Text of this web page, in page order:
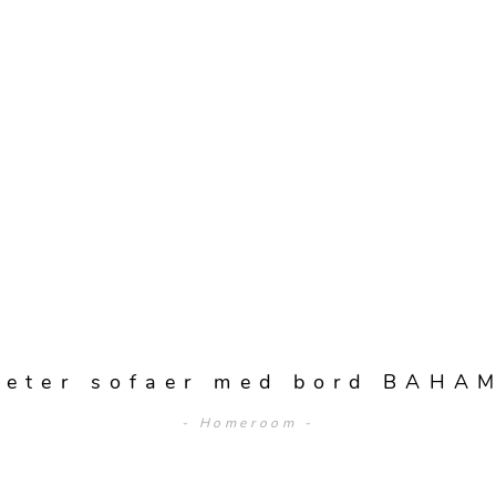
sofaer med bord
- Homeroom -